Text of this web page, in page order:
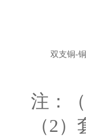
双支铜-
注：
（2